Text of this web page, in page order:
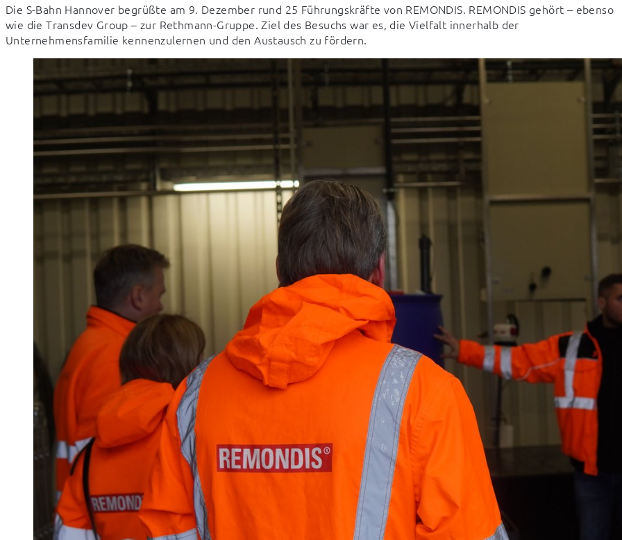
Die S-Bahn Hannover begrüßte am 9. Dezember rund 25 Führungskräfte von REMONDIS. REMONDIS gehört – ebenso
wie die Transdev Group – zur Rethmann-Gruppe. Ziel des Besuchs war es, die Vielfalt innerhalb der
Unternehmensfamilie kennenzulernen und den Austausch zu fördern.